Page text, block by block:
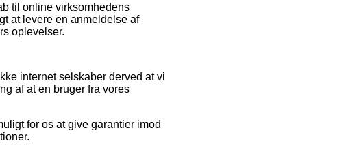
til online virksomhedens
at levere en anmeldelse af
oplevelser.
internet selskaber derved at vi
af at en bruger fra vores
for os at give garantier imod